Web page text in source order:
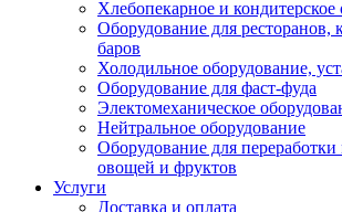
Хлебопекарное и кондитерское
Оборудование для ресторанов,
баров
Холодильное оборудование,
Оборудование для фаст-фуда
Электомеханическое
Нейтральное оборудование
Оборудование для переработки
овощей и фруктов
Услуги
Доставка и оплата